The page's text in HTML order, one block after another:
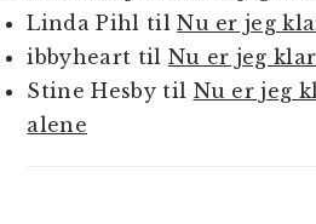
Linda Pihl tilNu er jeg
ibbyheart til Nu er jeg
Stine Hesbytil Nu er jeg
alene